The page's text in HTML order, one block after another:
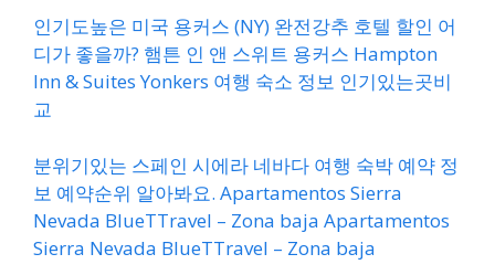
인기도높은 미국 용커스 (NY) 완전강추 호텔 할인 어
디가 좋을까? 햄튼 인 앤 스위트 용커스 Hampton
Inn & Suites Yonkers 여행 숙소 정보 인기있는곳비
교
분위기있는 스페인 시에라 네바다 여행 숙박 예약 정
보 예약순위 알아봐요. Apartamentos Sierra
Nevada BlueTTravel – Zona baja Apartamentos
Sierra Nevada BlueTTravel – Zona baja